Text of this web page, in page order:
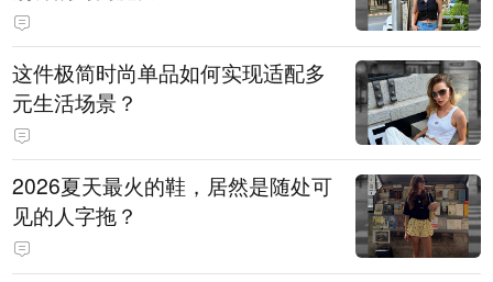
这件极简时尚单品如何实现适配多
元生活场景？
2026夏天最火的鞋，居然是随处可
见的人字拖？